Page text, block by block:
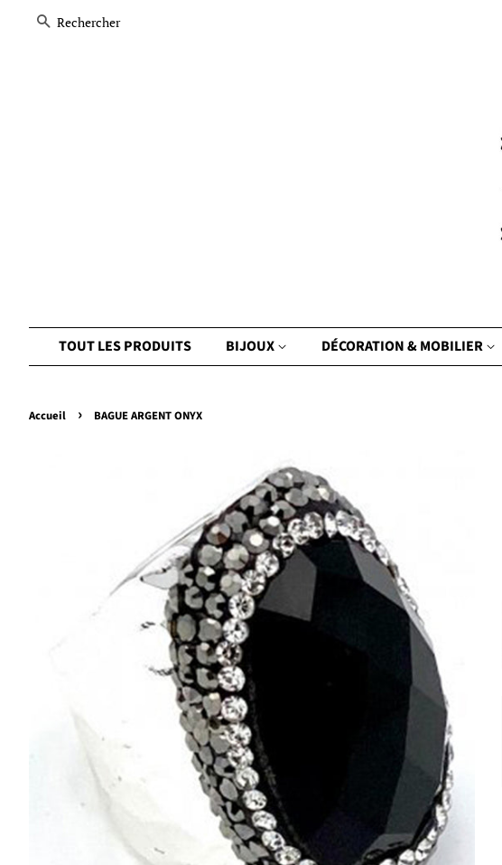
Recherche
TOUT LES PRODUITS BIJOUX DÉCORATION & MOBILIER
Accueil › BAGUE ARGENT ONYX